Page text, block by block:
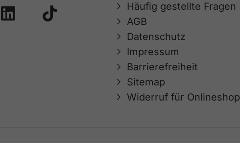
Häufig gestellte Fragen
AGB
Datenschutz
Impressum
Barrierefreiheit
Sitemap
Widerruf für Onlineshop